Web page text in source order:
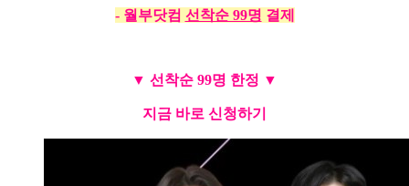
- 월부닷컴 선착순 99명 결제
▼ 선착순 99명 한정 ▼
지금 바로 신청하기